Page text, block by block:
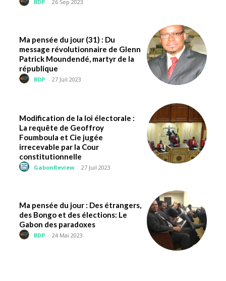
BDP - 26 Sep 2023
Ma pensée du jour (31) : Du
message révolutionnaire de Glenn
Patrick Moundendé, martyr de la
république
BDP - 27 Juil 2023
Modification de la loi électorale :
La requête de Geoffroy
Foumboula et Cie jugée
irrecevable par la Cour
constitutionnelle
GabonReview - 27 Juil 2023
Ma pensée du jour : Des étrangers,
des Bongo et des élections: Le
Gabon des paradoxes
BDP - 24 Mai 2023